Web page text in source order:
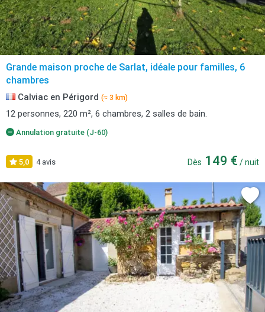
Grande maison proche de Sarlat, idéale pour familles, 6
chambres
Calviac en Périgord (≈ 3 km)
12 personnes, 220 m², 6 chambres, 2 salles de bain.
Annulation gratuite (J-60)
5,0 4 avis Dès 149 € / nuit